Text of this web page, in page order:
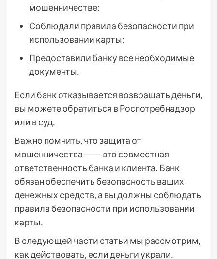
мошенничестве;
Соблюдали правила безопасности при
использовании карты;
Предоставили банку все необходимые
документы․
Если банк отказывается возвращать деньги,
вы можете обратиться в Роспотребнадзор
или в суд․
Важно помнить, что защита от
мошенничества ⸺ это совместная
ответственность банка и клиента․ Банк
обязан обеспечить безопасность ваших
денежных средств, а вы должны соблюдать
правила безопасности при использовании
карты․
В следующей части статьи мы рассмотрим,
как действовать, если деньги украли․